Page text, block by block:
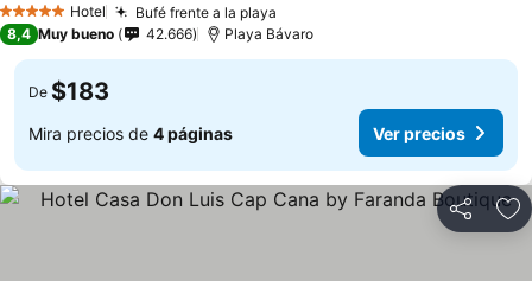
5 Estrellas Hotel Bufé frente a la playa
8,4 Muy bueno 42.666 Playa Bávaro
De $183
Mira precios de 4 páginas Ver precios
Compartir